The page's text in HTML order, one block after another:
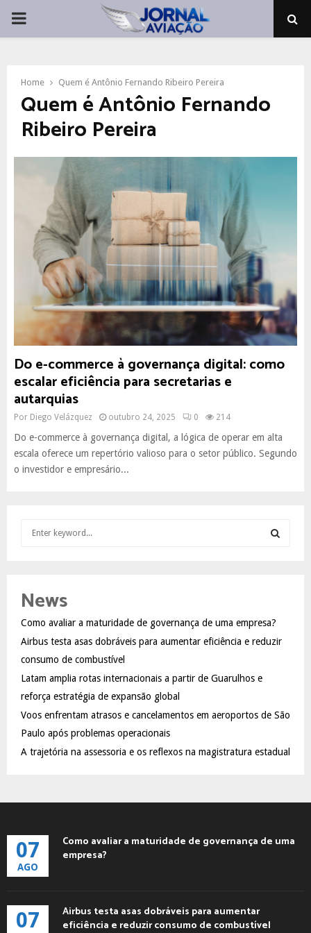
PRIMARY
Home Quem é Antônio Fernando Ribeiro Pereira
Quem é Antônio Fernando
Ribeiro Pereira
Do e-commerce à governança digital: como
escalar eficiência para secretarias e
autarquias
Por Diego Velázquez outubro 24, 2025 0 214
Do e-commerce à governança digital, a lógica de operar em alta
escala oferece um repertório valioso para o setor público. Segundo
o investidor e empresário...
h
o
r
:
R
News
Como avaliar a maturidade de governança de uma empresa?
Airbus testa asas dobráveis para aumentar eficiência e reduzir
consumo de combustível
Latam amplia rotas internacionais a partir de Guarulhos e
reforça estratégia de expansão global
Voos enfrentam atrasos e cancelamentos em aeroportos de São
Paulo após problemas operacionais
A trajetória na assessoria e os reflexos na magistratura estadual
07
AGO
Como avaliar a maturidade de governança de uma
empresa?
07
Airbus testa asas dobráveis para aumentar
eficiência e reduzir consumo de combustível